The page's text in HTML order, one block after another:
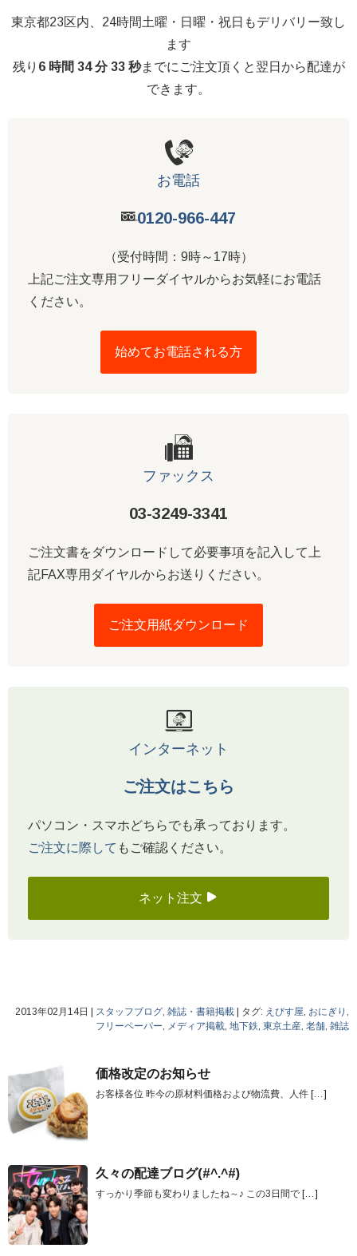
東京都23区内、24時間土曜・日曜・祝日もデリバリー致し
ます
残り 6 時間 34 分 32 秒までにご注文頂くと翌日から配達が
できます。
お電話
0120-966-447
（受付時間：9時～17時）
上記ご注文専用フリーダイヤルからお気軽にお電話
ください。
始めてお電話される方
ファックス
03-3249-3341
ご注文書をダウンロードして必要事項を記入して上
記FAX専用ダイヤルからお送りください。
ご注文用紙ダウンロード
インターネット
ご注文はこちら
パソコン・スマホどちらでも承っております。
ご注文に際して もご確認ください。
ネット注文
2013年02月14日 スタッフブログ, 雑誌・書籍掲載 タグ: えびす屋, おにぎり ,
フリーペーパー, メディア掲載, 地下鉄, 東京土産, 老舗, 雑誌
価格改定のお知らせ
お客様各位 昨今の原材料価格および物流費、人件 […]
久々の配達ブログ(#^.^#)
すっかり季節も変わりましたね～♪ この3日間で […]